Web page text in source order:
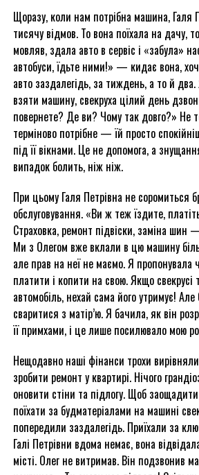
Щоразу, коли нам потрібна машина, Галя
тисячу відмов. То вона поїхала на дачу,
мовляв, здала авто в сервіс і «забула»
автобуси, їдьте ними!» — кидає вона,
авто заздалегідь, за тиждень, а то й
взяти машину, свекруха цілий день
повернете? Де ви? Чому так довго?» Не
терміново потрібне — їй просто
під її вікнами. Це не допомога, а
випадок болить, ніж ніж.
При цьому Галя Петрівна не соромиться
обслуговування. «Ви ж теж їздите,
Страховка, ремонт підвіски, заміна шин
Ми з Олегом вже вклали в цю машину
але прав на неї не маємо. Я пропонувала
платити і копити на свою. Якщо свекрусі
автомобіль, нехай сама його утримує! Але
сваритися з матір’ю. Я бачила, як він
її примхами, і це лише посилювало мою
Нещодавно наші фінанси трохи
зробити ремонт у квартирі. Нічого
оновити стіни та підлогу. Щоб
поїхати за будматеріалами на машині
попередили заздалегідь. Приїхали за
Галі Петрівни вдома немає, вона
місті. Олег не витримав. Він подзвонив